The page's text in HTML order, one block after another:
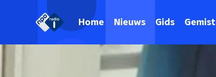
Home Nieuws Gids Gemist